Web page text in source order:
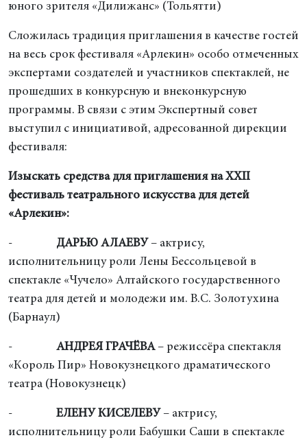
юного зрителя «Дилижанс» (Тольятти)
Сложилась традиция приглашения в качестве гостей
на весь срок фестиваля «Арлекин» особо отмеченных
экспертами создателей и участников спектаклей, не
прошедших в конкурсную и внеконкурсную
программы. В связи с этим Экспертный совет
выступил с инициативой, адресованной дирекции
фестиваля:
Изыскать средства для приглашения на XXII
фестиваль театрального искусства для детей
«Арлекин»:
- ДАРЬЮ АЛАЕВУ – актрису,
исполнительницу роли Лены Бессольцевой в
спектакле «Чучело» Алтайского государственного
театра для детей и молодежи им. В.С. Золотухина
(Барнаул)
- АНДРЕЯ ГРАЧЁВА– режиссёра спектакля
«Король Пир» Новокузнецкого драматического
театра (Новокузнецк)
- ЕЛЕНУ КИСЕЛЕВУ – актрису,
исполнительницу роли Бабушки Саши в спектакле